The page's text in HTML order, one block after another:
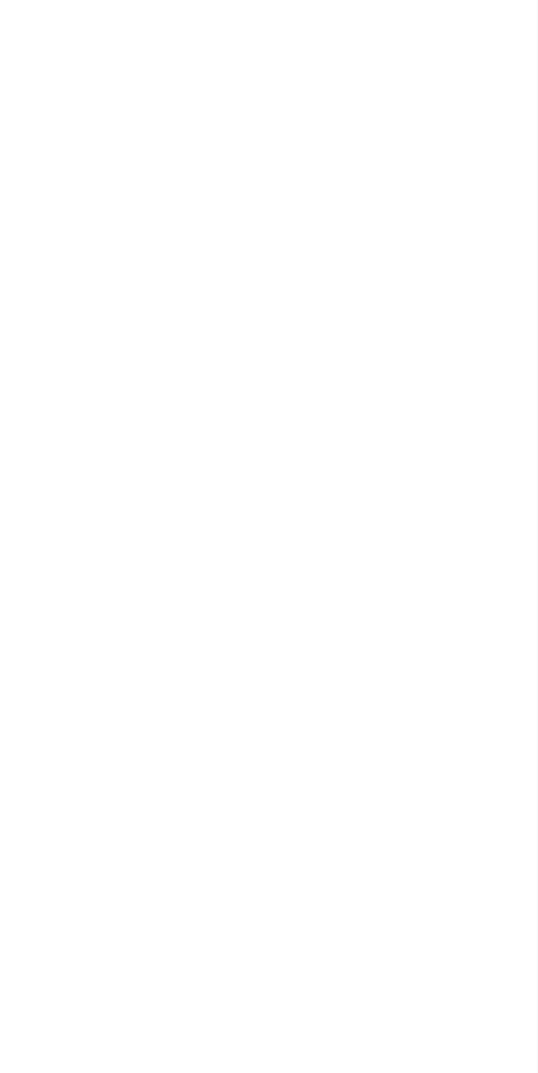
Autorizzazioni,
si attiva a intervalli non
non dover visualizzare
UE
ai sensi del